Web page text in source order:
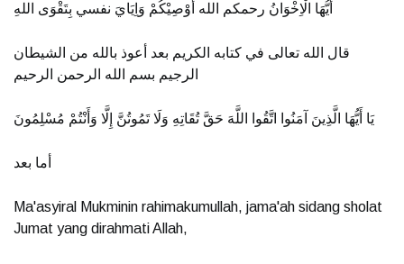
أَيُّهَا الْاِخْوَانُ رحمكم الله أُوْصِيْكُمْ وَاِيَايَ نفسي بِتَقْوَى اللهِ
قال الله تعالى في كتابه الكريم بعد أعوذ بالله من الشيطان
الرجيم بسم الله الرحمن الرحيم
يَا أَيُّهَا الَّذِينَ آمَنُوا اتَّقُوا اللَّهَ حَقَّ تُقَاتِهِ وَلَا تَمُوتُنَّ إِلَّا وَأَنْتُمْ مُسْلِمُونَ
أما بعد
Ma'asyiral Mukminin rahimakumullah, jama'ah sidang sholat
Jumat yang dirahmati Allah,